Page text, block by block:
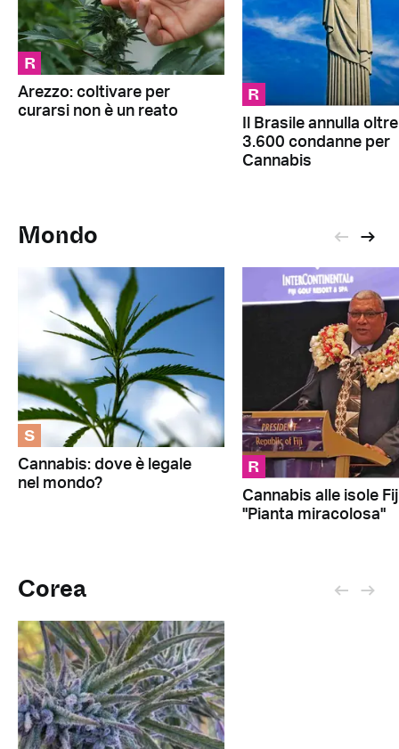
R
Arezzo: coltivare per
curarsi non è un reato
R
Il Brasile annulla oltre
3.600 condanne per
Cannabis
Mondo
S
Cannabis: dove è legale
nel mondo?
R
Cannabis alle isole
"Pianta miracolosa"
Corea